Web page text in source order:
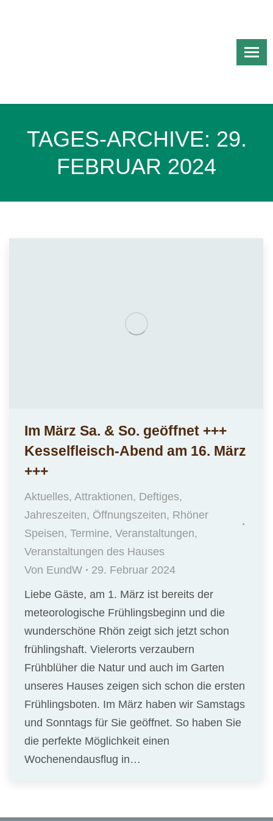
TAGES-ARCHIVE: 29.
FEBRUAR 2024
Im März Sa. & So. geöffnet +++
Kesselfleisch-Abend am 16. März
+++
Aktuelles, Attraktionen, Deftiges,
Jahreszeiten, Öffnungszeiten, Rhöner
Speisen, Termine, Veranstaltungen,
Veranstaltungen des Hauses
Von EundW
29. Februar 2024
Liebe Gäste, am 1. März ist bereits der
meteorologische Frühlingsbeginn und die
wunderschöne Rhön zeigt sich jetzt schon
frühlingshaft. Vielerorts verzaubern
Frühblüher die Natur und auch im Garten
unseres Hauses zeigen sich schon die ersten
Frühlingsboten. Im März haben wir Samstags
und Sonntags für Sie geöffnet. So haben Sie
die perfekte Möglichkeit einen
Wochenendausflug in…